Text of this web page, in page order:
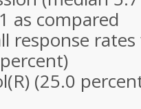
as compared
response
(25.0